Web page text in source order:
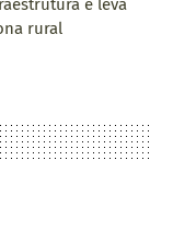
e leva
rural